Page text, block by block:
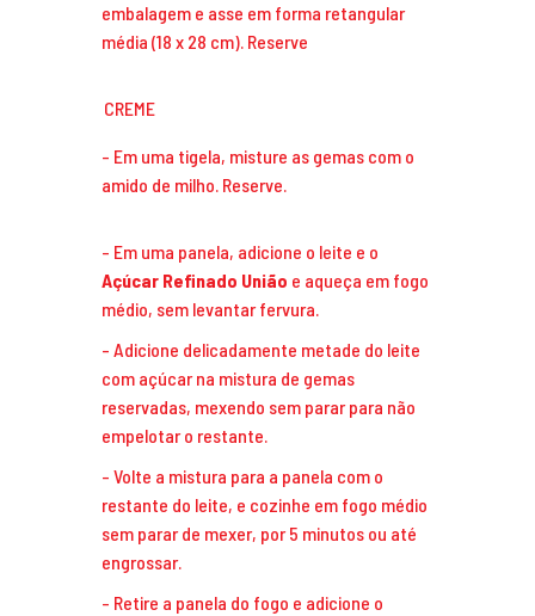
embalagem e asse em forma retangular
média (18 x 28 cm). Reserve
CREME
Em uma tigela, misture as gemas com o
amido de milho. Reserve.
Em uma panela, adicione o leite e o
Açúcar Refinado União e aqueça em fogo
médio, sem levantar fervura.
Adicione delicadamente metade do leite
com açúcar na mistura de gemas
reservadas, mexendo sem parar para não
empelotar o restante.
Volte a mistura para a panela com o
restante do leite, e cozinhe em fogo médio
sem parar de mexer, por 5 minutos ou até
engrossar.
Retire a panela do fogo e adicione o